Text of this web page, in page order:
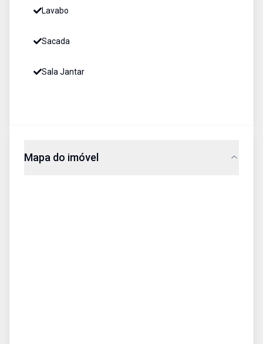
Lavabo
Sacada
Sala Jantar
Mapa do imóvel